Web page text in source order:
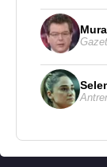
5 Aralık
onaylaması
3 Şubat